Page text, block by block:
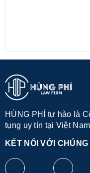
HÙNG PHÍ tự hào là
tụng uy tín tại Việt
KẾT NỐI VỚI CHÚNG